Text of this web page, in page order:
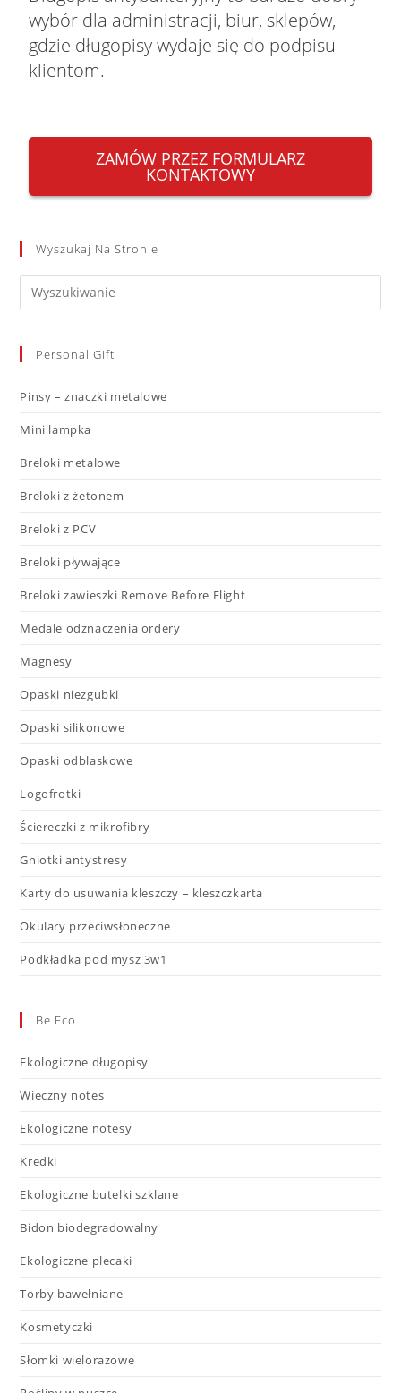
wybór dla administracji, biur, sklepów,
gdzie długopisy wydaje się do podpisu
klientom.
ZAMÓW PRZEZ FORMULARZ
KONTAKTOWY
Wyszukaj Na Stronie
Personal Gift
Pinsy – znaczki metalowe
Mini lampka
Breloki metalowe
Breloki z żetonem
Breloki z PCV
Breloki pływające
Breloki zawieszki Remove Before Flight
Medale odznaczenia ordery
Magnesy
Opaski niezgubki
Opaski silikonowe
Opaski odblaskowe
Logofrotki
Ściereczki z mikrofibry
Gniotki antystresy
Karty do usuwania kleszczy – kleszczkarta
Okulary przeciwsłoneczne
Podkładka pod mysz 3w1
Be Eco
Ekologiczne długopisy
Wieczny notes
Ekologiczne notesy
Kredki
Ekologiczne butelki szklane
Bidon biodegradowalny
Ekologiczne plecaki
Torby bawełniane
Kosmetyczki
Słomki wielorazowe